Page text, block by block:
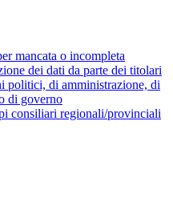
mancata o incompleta
dei dati da parte dei titolari
politici, di amministrazione, di
di governo
consiliari regionali/provinciali